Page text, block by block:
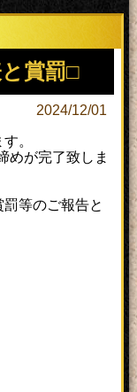
賞罰□
2024/12/01
。
めが完了致しま
等のご報告と